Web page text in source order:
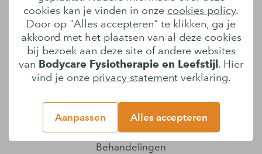
cookies kan je vinden in onze cookies policy.
Door op "Alles accepteren" te klikken, ga je
akkoord met het plaatsen van al deze cookies
bij bezoek aan deze site of andere websites
van Bodycare Fysiotherapie en Leefstijl . Hier
vind je onze privacy statementverklaring.
Aanpassen Alles accepteren
info@bodycarefysiotherapie.nl
Locatie
Fysiopraktijk in Son en Breugel
Quicklinks
Pijnklachten
Behandelingen